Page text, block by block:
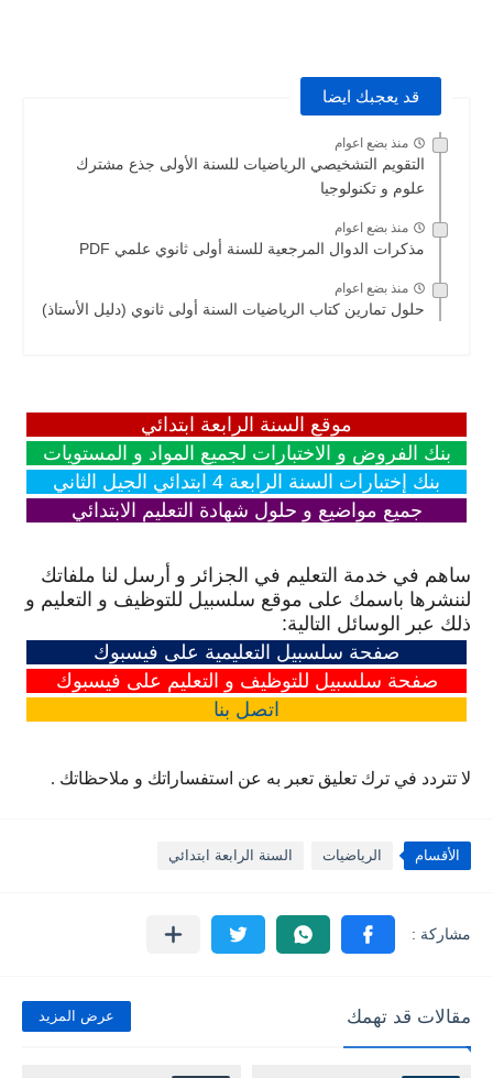
قد يعجبك ايضا
منذ بضع اعوام
التقويم التشخيصي الرياضيات للسنة الأولى جذع مشترك
علوم و تكنولوجيا
منذ بضع اعوام
مذكرات الدوال المرجعية للسنة أولى ثانوي علمي PDF
منذ بضع اعوام
حلول تمارين كتاب الرياضيات السنة أولى ثانوي (دليل الأستاذ)
موقع السنة الرابعة ابتدائي
بنك الفروض و الاختبارات لجميع المواد و المستويات
بنك إختبارات السنة الرابعة 4 ابتدائي الجيل الثاني
جميع مواضيع و حلول شهادة التعليم الابتدائي
ساهم في خدمة التعليم في الجزائر و أرسل لنا ملفاتك
لننشرها باسمك على موقع سلسبيل للتوظيف و التعليم و
ذلك عبر الوسائل التالية:
صفحة سلسبيل التعليمية على فيسبوك
صفحة سلسبيل للتوظيف و التعليم على فيسبوك
اتصل بنا
لا تتردد في ترك تعليق تعبر به عن استفساراتك و ملاحظاتك .
الأقسام الرياضيات السنة الرابعة ابتدائي
مقالات قد تهمك عرض المزيد